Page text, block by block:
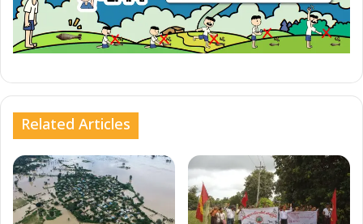
Related Articles